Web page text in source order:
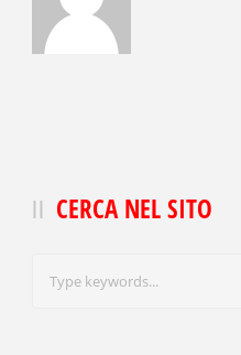
CERCA NEL SITO